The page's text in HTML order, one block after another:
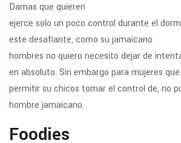
Damas que quieren
ejerce solo un poco control durante el
este desafiante, como su jamaicano
hombres no quiero necesito dejar de
en absoluto. Sin embargo para mujeres
permitir su chicos tomar el control de, no
hombre jamaicano.
Foodies